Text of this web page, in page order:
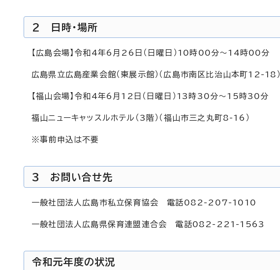
2 日時・場所
【広島会場】令和4年6月26日（日曜日）10時00分～14時00分
広島県立広島産業会館（東展示館）（広島市南区比治山本町12-18）
【福山会場】令和4年6月12日（日曜日）13時30分～15時30分
福山ニューキャッスルホテル（3階）（福山市三之丸町8-16）
※事前申込は不要
3 お問い合せ先
一般社団法人広島市私立保育協会 電話082-207-1010
一般社団法人広島県保育連盟連合会 電話082-221-1563
令和元年度の状況